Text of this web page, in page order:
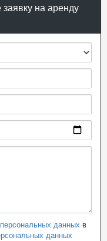
на аренду
данных в
данных